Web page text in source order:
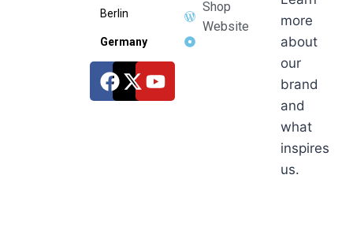
Berlin
Germany
Shop
Website
more
about
our
brand
and
what
inspires
us.